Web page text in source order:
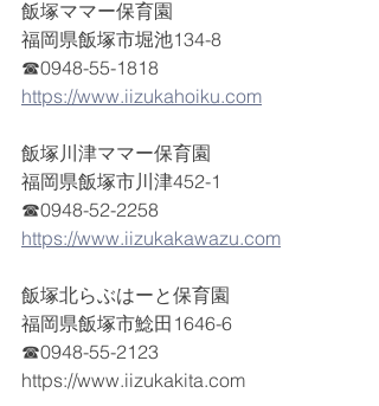
飯塚ママー保育園
福岡県飯塚市堀池134-8
☎0948-55-1818
https://www.iizukahoiku.com
飯塚川津ママー保育園
福岡県飯塚市川津452-1
☎0948-52-2258
https://www.iizukakawazu.com
飯塚北らぶはーと保育園
福岡県飯塚市鯰田1646-6
☎0948-55-2123
https://www.iizukakita.com